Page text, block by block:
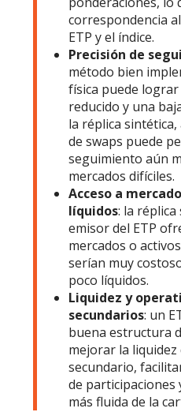
correspondencia
ETP y el índice.
Precisión de
método bien
física puede
reducido y una
la réplica
de swaps puede
seguimiento aún
mercados difíciles.
Acceso a
líquidos: la
emisor del ETP
mercados o
serían muy
poco líquidos.
Liquidez y
secundarios: un
buena estructura
mejorar la liquidez
secundario,
de
más fluida de la